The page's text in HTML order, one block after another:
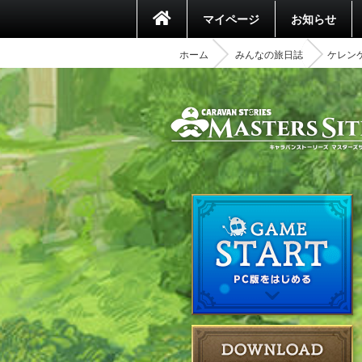
マイページ お知らせ
ホーム みんなの旅日誌 ケレン